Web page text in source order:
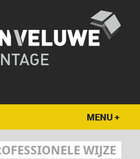
MENU +
WIJZE